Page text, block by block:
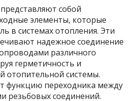
собой
элементы, которые
в системах отопления. Эти
надежное соединение
различного
герметичность и
отопительной системы.
функцию переходника между
резьбовых соединений.